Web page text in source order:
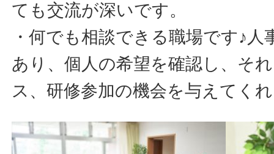
ても交流が深いです。
・何でも相談できる職場です♪
あり、個人の希望を確認し、そ
ス、研修参加の機会を与えてく